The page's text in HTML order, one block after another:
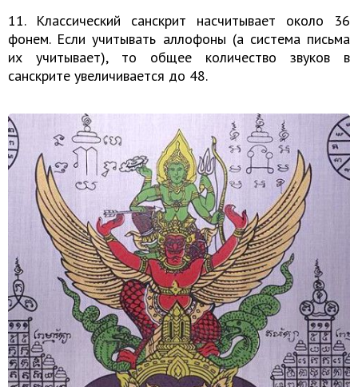
11. Классический санскрит насчитывает около 36
фонем. Если учитывать аллофоны (а система письма
их учитывает), то общее количество звуков в
санскрите увеличивается до 48.